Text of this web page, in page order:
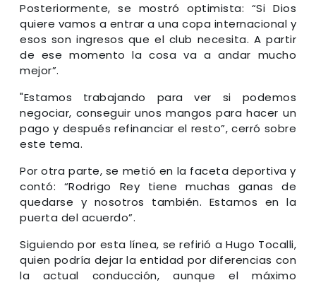
Posteriormente, se mostró optimista: “Si Dios
quiere vamos a entrar a una copa internacional y
esos son ingresos que el club necesita. A partir
de ese momento la cosa va a andar mucho
mejor”.
"Estamos trabajando para ver si podemos
negociar, conseguir unos mangos para hacer un
pago y después refinanciar el resto”, cerró sobre
este tema.
Por otra parte, se metió en la faceta deportiva y
contó: “Rodrigo Rey tiene muchas ganas de
quedarse y nosotros también. Estamos en la
puerta del acuerdo”.
Siguiendo por esta línea, se refirió a Hugo Tocalli,
quien podría dejar la entidad por diferencias con
la actual conducción, aunque el máximo